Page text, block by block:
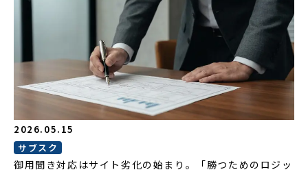
2026.05.15
サブスク
御用聞き対応はサイト劣化の始まり。「勝つためのロジッ